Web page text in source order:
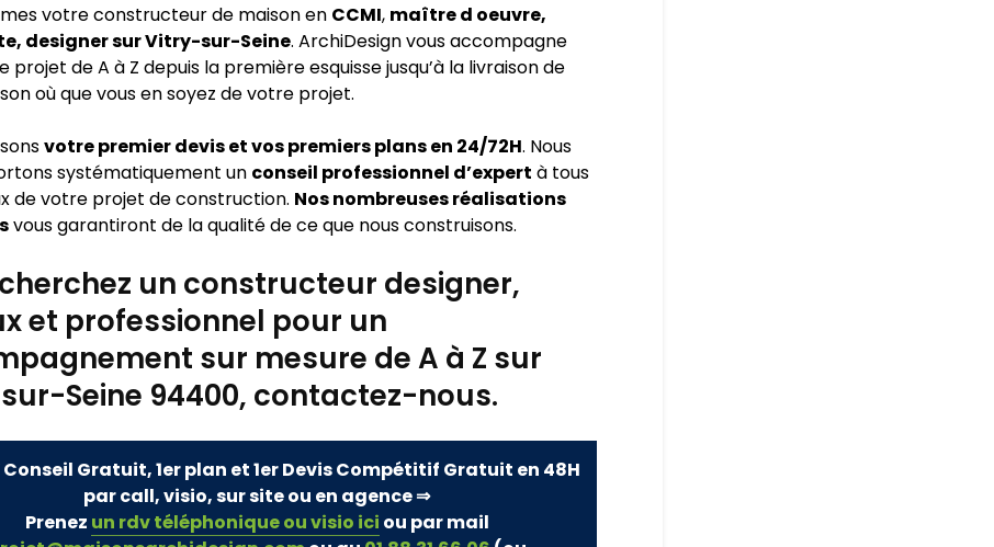
votre constructeur de maison en CCMI, maître d oeuvre,
designer sur Vitry-sur-Seine. ArchiDesign vous accompagne
projet de A à Z depuis la première esquisse jusqu’à la livraison de
où que vous en soyez de votre projet.
votre premier devis et vos premiers plans en 24/72H. Nous
systématiquement un conseil professionnel d’expert à tous
de votre projet de construction. Nos nombreuses réalisations
vous garantiront de la qualité de ce que nous construisons.
un constructeur designer,
et professionnel pour un
sur mesure de A à Z sur
Seine 94400, contactez-nous.
Conseil Gratuit, 1er plan et 1er Devis Compétitif Gratuit en 48H
par call, visio, sur site ou en agence ⇒
Prenez un rdv téléphonique ou visio ici ou par mail